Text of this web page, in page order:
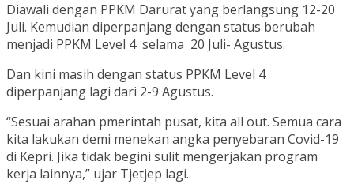
Diawali dengan PPKM Darurat yang berlangsung 12-20
Juli. Kemudian diperpanjang dengan status berubah
menjadi PPKM Level 4 selama 20 Juli- Agustus.
Dan kini masih dengan status PPKM Level 4
diperpanjang lagi dari 2-9 Agustus.
“Sesuai arahan pmerintah pusat, kita all out. Semua cara
kita lakukan demi menekan angka penyebaran Covid-19
di Kepri. Jika tidak begini sulit mengerjakan program
kerja lainnya,” ujar Tjetjep lagi.